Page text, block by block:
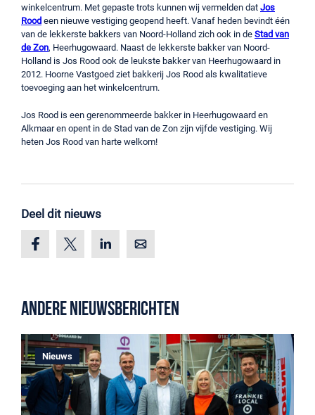
winkelcentrum. Met gepaste trots kunnen wij vermelden dat Jos
Rood een nieuwe vestiging geopend heeft. Vanaf heden bevindt één
van de lekkerste bakkers van Noord-Holland zich ook in de Stad van
de Zon, Heerhugowaard. Naast de lekkerste bakker van Noord-
Holland is Jos Rood ook de leukste bakker van Heerhugowaard in
2012. Hoorne Vastgoed ziet bakkerij Jos Rood als kwalitatieve
toevoeging aan het winkelcentrum.
Jos Rood is een gerenommeerde bakker in Heerhugowaard en
Alkmaar en opent in de Stad van de Zon zijn vijfde vestiging. Wij
heten Jos Rood van harte welkom!
Deel dit nieuws
Andere nieuwsberichten
Nieuws